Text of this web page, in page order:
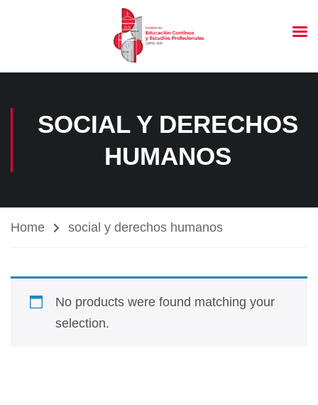
SOCIAL Y DERECHOS
HUMANOS
Home social y derechos humanos
No products were found matching your
selection.